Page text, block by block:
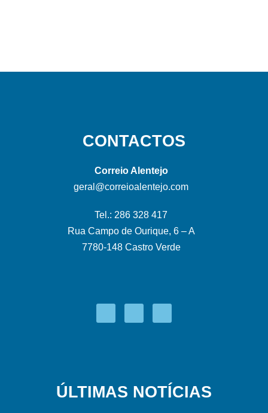
CONTACTOS
Correio Alentejo
geral@correioalentejo.com
Tel.: 286 328 417
Rua Campo de Ourique, 6 – A
7780-148 Castro Verde
ÚLTIMAS NOTÍCIAS